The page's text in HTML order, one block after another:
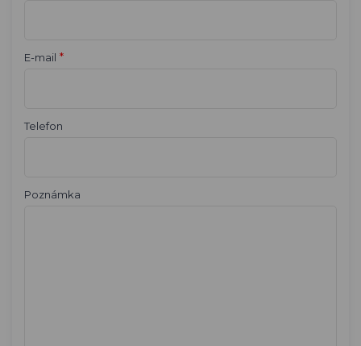
E-mail *
Telefon
Poznámka